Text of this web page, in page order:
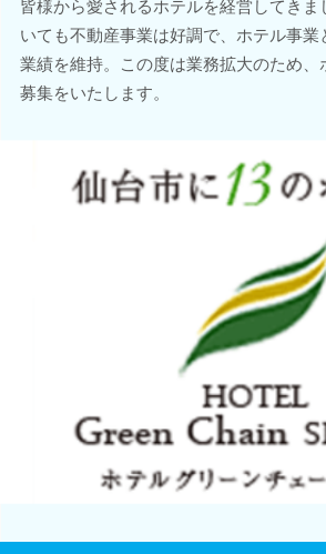
皆様から愛されるホテルを経営してきま
いても不動産事業は好調で、ホテル事業
業績を維持。この度は業務拡大のため、
募集をいたします。